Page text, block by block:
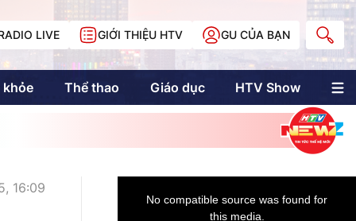
LIVE GIỚI THIỆU HTV GU CỦA BẠN
khỏe Thể thao Giáo dục HTV Show
Multimedia
Multiform
Doanh nhân Sài
16:09